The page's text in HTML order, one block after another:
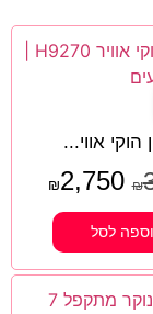
הוקי אווי...
₪
₪2,750
לסל